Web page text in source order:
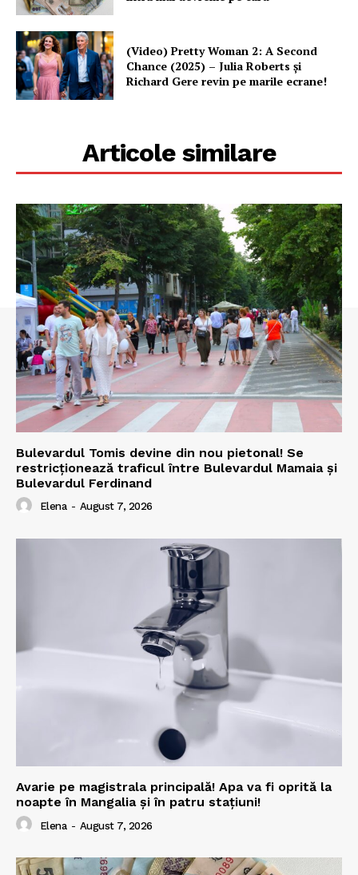
(Video) Pretty Woman 2: A Second
Chance (2025) – Julia Roberts și
Richard Gere revin pe marile ecrane!
Articole similare
Bulevardul Tomis devine din nou pietonal! Se
restricționează traficul între Bulevardul Mamaia și
Bulevardul Ferdinand
Elena - August 7, 2026
Avarie pe magistrala principală! Apa va fi oprită la
noapte în Mangalia și în patru stațiuni!
Elena - August 7, 2026